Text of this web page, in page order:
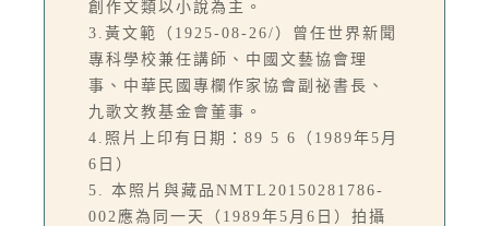
創作文類以小說為主。
3.黃文範（1925-08-26/）曾任世界新聞
專科學校兼任講師、中國文藝協會理
事、中華民國專欄作家協會副祕書長、
九歌文教基金會董事。
4.照片上印有日期：89 5 6（1989年5月
6日）
5. 本照片與藏品NMTL20150281786-
002應為同一天（1989年5月6日）拍攝